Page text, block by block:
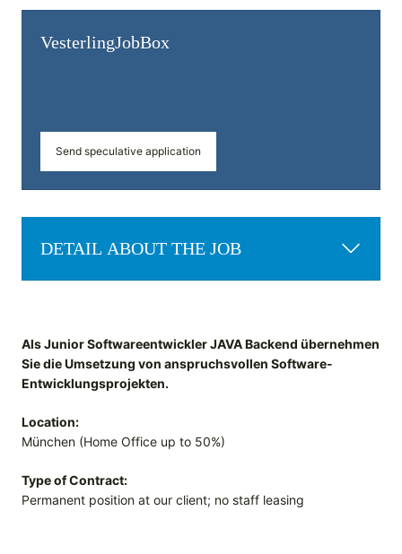
Vesterling­JobBox
Send speculative application
DETAIL ABOUT THE JOB
Als Junior Softwareentwickler JAVA Backend übernehmen
Sie die Umsetzung von anspruchsvollen Software-
Entwicklungsprojekten.
Location:
München (Home Office up to 50%)
Type of Contract:
Permanent position at our client; no staff leasing